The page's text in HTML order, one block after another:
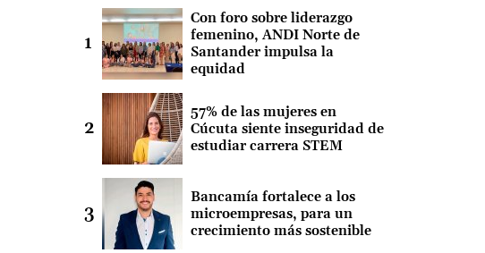
Con foro sobre liderazgo
femenino, ANDI Norte de
Santander impulsa la
equidad
57% de las mujeres en
Cúcuta siente inseguridad de
estudiar carrera STEM
Bancamía fortalece a los
microempresas, para un
crecimiento más sostenible